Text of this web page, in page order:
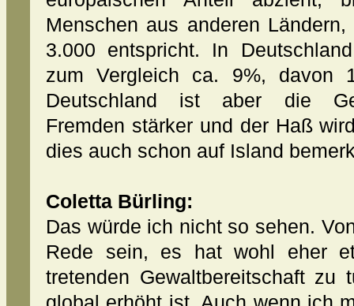
Menschen aus anderen
3.000 entspricht. In
zum Vergleich ca. 9%, davon
Deutschland ist aber die
Fremden stärker und der Haß
dies auch schon auf Island
Coletta Bürling:
Das würde ich nicht so sehen.
Rede sein, es hat wohl eher
tretenden Gewaltbereitschaft